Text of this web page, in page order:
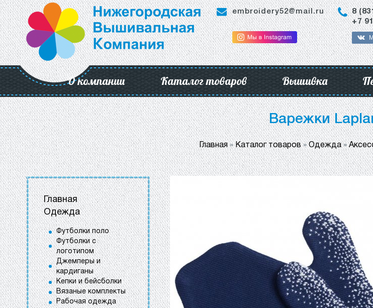
embroidery52@mail.ru
8
+7
О компании Каталог товаров Вышивка
Варежки
Главная»Каталог товаров»Одежда»
Главная
Одежда
Футболки поло
Футболки с
логотипом
Джемперы и
кардиганы
Кепки и бейсболки
Вязаные комплекты
Рабочая одежда